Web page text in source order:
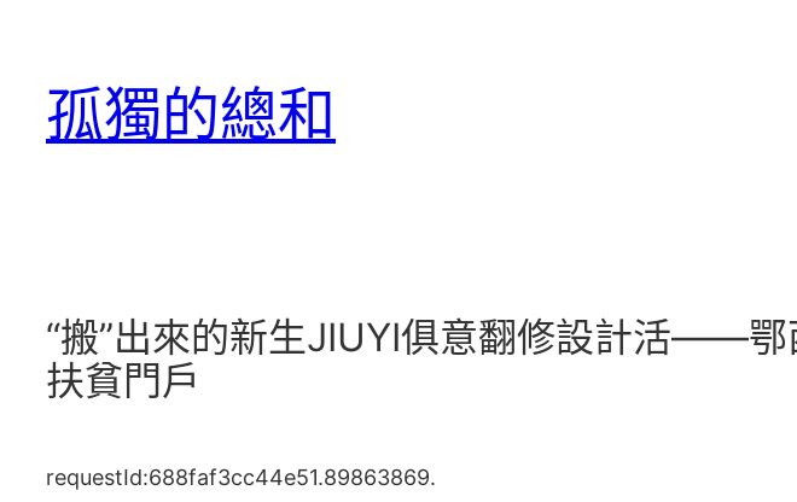
孤獨的總和
“搬”出來的新生JIUYI俱意翻修設計活——
扶貧門戶
requestId:688faf3cc44e51.89863869.